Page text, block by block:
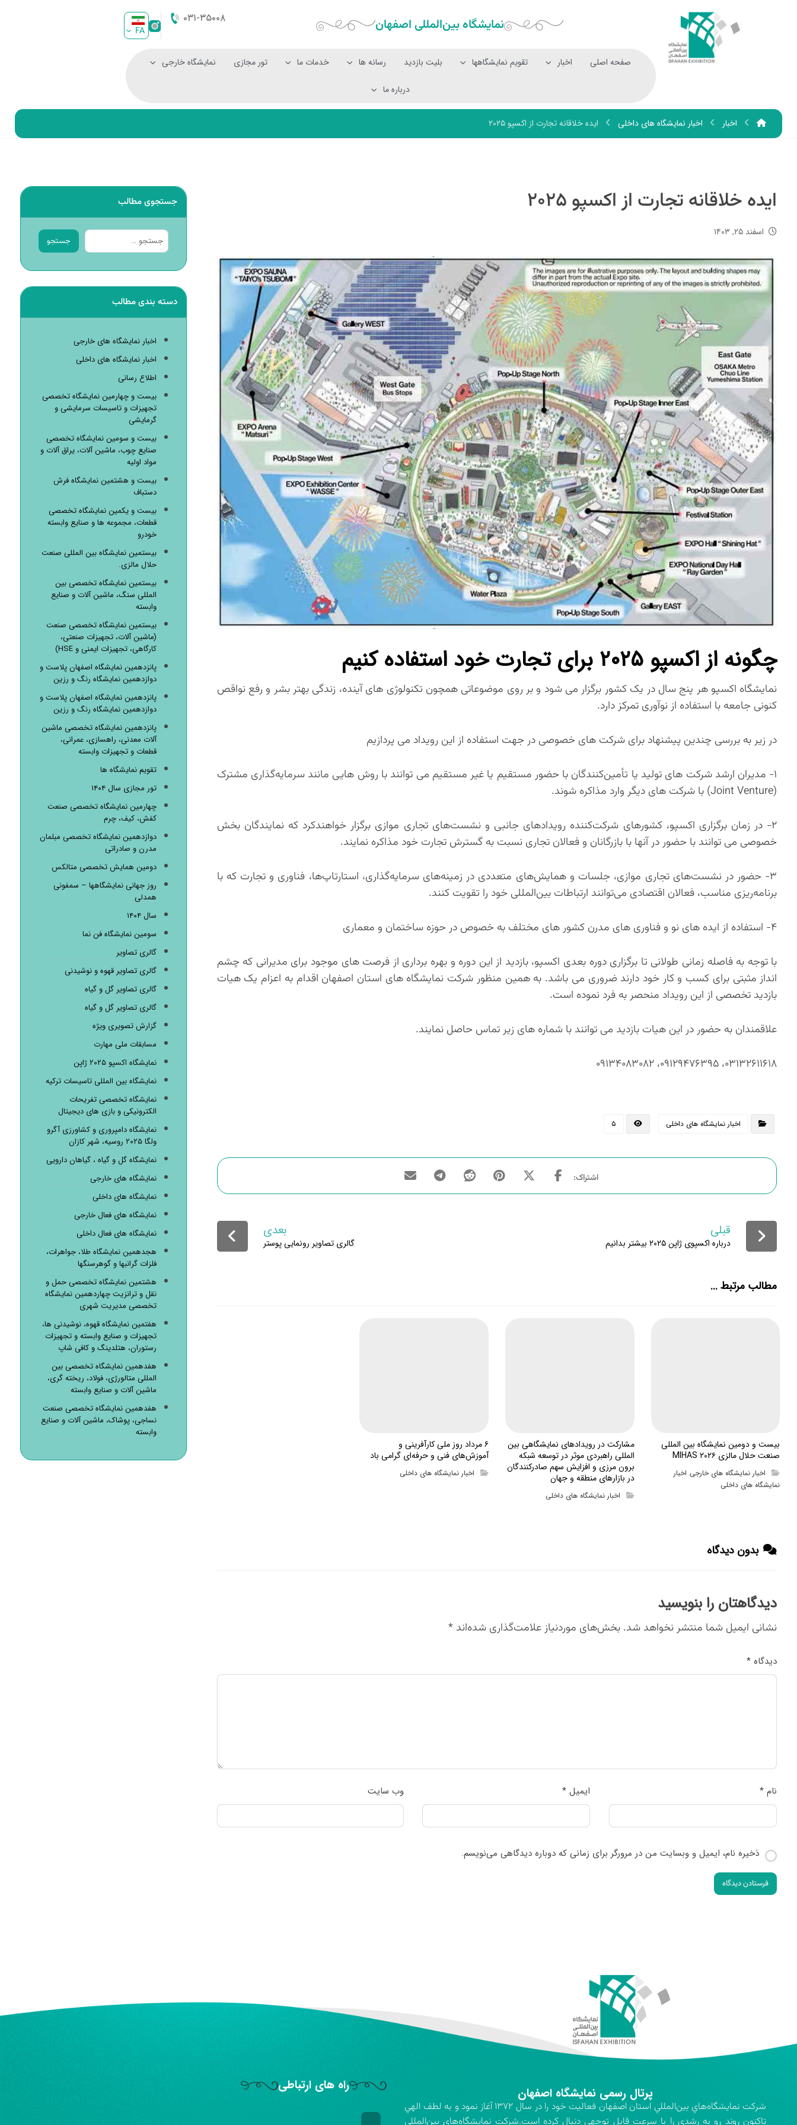
نمایشگاه بین‌المللی‌ اصفهان ۰۳۱-۳۵۰۰۸
FA
صفحه اصلی اخبار تقویم نمایشگاهها بلیت بازدید رسانه ها خدمات ما تور مجازی نمایشگاه خارجی
درباره ما
اخبار اخبار نمایشگاه های داخلی ایده خلاقانه تجارت از اکسپو ۲۰۲۵
ایده خلاقانه تجارت از اکسپو ۲۰۲۵
اسفند ۲۵, ۱۴۰۳
چگونه از اکسپو ۲۰۲۵ برای تجارت خود استفاده کنیم
نمایشگاه اکسپو هر پنج سال در یک کشور برگزار می شود و بر روی موضوعاتی همچون تکنولوژی های آینده، زندگی بهتر بشر و رفع نواقص
کنونی جامعه با استفاده از نوآوری تمرکز دارد.
در زیر به بررسی چندین پیشنهاد برای شرکت های خصوصی در جهت استفاده از این رویداد می پردازیم
۱- مدیران ارشد شرکت های تولید یا تأمین‌کنندگان با حضور مستقیم یا غیر مستقیم می توانند با روش هایی مانند سرمایه‌گذاری مشترک
(Joint Venture) با شرکت های دیگر وارد مذاکره شوند.
۲- در زمان برگزاری اکسپو، کشورهای شرکت‌کننده رویدادهای جانبی و نشست‌های تجاری موازی برگزار خواهندکرد که نمایندگان بخش
خصوصی می توانند با حضور در آنها با بازرگانان و فعالان تجاری نسبت به گسترش تجارت خود مذاکره نمایند.
۳- حضور در نشست‌های تجاری موازی، جلسات و همایش‌های متعددی در زمینه‌های سرمایه‌گذاری، استارتاپ‌ها، فناوری و تجارت که با
برنامه‌ریزی مناسب، فعالان اقتصادی می‌توانند ارتباطات بین‌المللی خود را تقویت کنند.
۴- استفاده از ایده های نو و فناوری های مدرن کشور های مختلف به خصوص در حوزه ساختمان و معماری
با توجه به فاصله زمانی طولانی تا برگزاری دوره بعدی اکسپو، بازدید از این دوره و بهره برداری از فرصت های موجود برای مدیرانی که چشم
انداز مثبتی برای کسب و کار خود دارند ضروری می باشد. به همین منظور شرکت نمایشگاه های استان اصفهان اقدام به اعزام یک هیات
بازدید تخصصی از این رویداد منحصر به فرد نموده است.
علاقمندان به حضور در این هیات بازدید می توانند با شماره های زیر تماس حاصل نمایند.
۰۳۱۳۲۶۱۱۶۱۸، ۰۹۱۲۹۴۷۶۳۹۵، ۰۹۱۳۴۰۸۳۰۸۲
اخبار نمایشگاه های داخلی ۵
قبلی
درباره اکسپوی ژاپن ۲۰۲۵ بیشتر بدانیم
بعدی
گالری تصاویر رونمایی پوستر
مطالب مرتبط ...
بیست و دومین نمایشگاه بین المللی
صنعت حلال مالزی MIHAS ۲۰۲۶
اخبار نمایشگاه های خارجی, اخبار
نمایشگاه های داخلی
مشارکت در رویدادهای نمایشگاهی بین
المللی راهبردی موثر در توسعه شبکه
برون مرزی و افزایش سهم صادرکنندگان
در بازارهای منطقه و جهان
اخبار نمایشگاه های داخلی
۶ مرداد روز ملی کارآفرینی و
آموزش‌های فنی و حرفه‌ای گرامی باد
اخبار نمایشگاه های داخلی
بدون دیدگاه
دیدگاهتان را بنویسید
نشانی ایمیل شما منتشر نخواهد شد. بخش‌های موردنیاز علامت‌گذاری شده‌اند *
دیدگاه *
نام * ایمیل * وب‌ سایت
ذخیره نام، ایمیل و وبسایت من در مرورگر برای زمانی که دوباره دیدگاهی می‌نویسم.
فرستادن دیدگاه
جستجوی مطالب
جستجو
دسته بندی مطالب
اخبار نمایشگاه های خارجی
اخبار نمایشگاه های داخلی
اطلاع رسانی
بیست و چهارمین نمایشگاه تخصصی
تجهیزات و تاسیسات سرمایشی و
گرمایشی
بیست و سومین نمایشگاه تخصصی
صنایع چوب، ماشین آلات، یراق آلات و
مواد اولیه
بیست و هشتمین نمایشگاه فرش
دستباف
بیست و یکمین نمایشگاه تخصصی
قطعات، مجموعه ها و صنایع وابسته
خودرو
بیستمین نمایشگاه بین المللی صنعت
حلال مالزی.
بیستمین نمایشگاه تخصصی بین
المللی سنگ، ماشین آلات و صنایع
وابسته
بیستمین نمایشگاه تخصصی صنعت
(ماشین آلات، تجهیزات صنعتی،
کارگاهی، تجهیزات ایمنی و HSE)
پانزدهمین نمایشگاه اصفهان پلاست و
دوازدهمین نمایشگاه رنگ و رزین
پانزدهمین نمایشگاه اصفهان پلاست و
دوازدهمین نمایشگاه رنگ و رزین
پانزدهمین نمایشگاه تخصصی ماشین
آلات معدنی، راهسازی، عمرانی،
قطعات و تجهیزات وابسته
تقویم نمایشگاه ها
تور مجازی سال ۱۴۰۴
چهارمین نمایشگاه تخصصی صنعت
کفش، کیف، چرم
دوازدهمین نمایشگاه تخصصی مبلمان
مدرن و صادراتی
دومین همایش تخصصی متالکس
روز جهانی نمایشگاهها – سمفونی
همدلی
سال ۱۴۰۴
سومین نمایشگاه فن نما
گالری تصاویر
گالری تصاویر قهوه و نوشیدنی
گالری تصاویر گل و گیاه
گالری تصاویر گل و گیاه
گزارش تصویری ویژه
مسابقات ملی مهارت
نمایشگاه اکسپو ۲۰۲۵ ژاپن
نمایشگاه بین المللی تاسیسات ترکیه
نمایشگاه تخصصی تفریحات
الکترونیکی و بازی های دیجیتال
نمایشگاه دامپروری و کشاورزی آگرو
ولگا ۲۰۲۵ روسیه، شهر کازان
نمایشگاه گل و گیاه ، گیاهان دارویی
نمایشگاه های خارجی
نمایشگاه های داخلی
نمایشگاه های فعال خارجی
نمایشگاه های فعال داخلی
هجدهمین نمایشگاه طلا، جواهرات،
فلزات گرانبها و گوهرسنگها
هشتمین نمایشگاه تخصصی حمل و
نقل و ترانزیت چهاردهمین نمایشگاه
تخصصی مدیریت شهری
هفتمین نمایشگاه قهوه، نوشیدنی ها،
تجهیزات و صنایع وابسته و تجهیزات
رستوران، هتلدینگ و کافی شاپ
هفدهمین نمایشگاه تخصصی بین
المللی متالورژی، فولاد، ریخته گری،
ماشین آلات و صنایع وابسته
هفدهمین نمایشگاه تخصصی صنعت
نساجی، پوشاک، ماشین آلات و صنایع
وابسته
پرتال رسمی نمایشگاه اصفهان
شركت نمايشگاه‌هاي بين‌المللي استان اصفهان فعاليت خود را در سال ۱۳۷۲ آغاز نمود و به لطف الهي
تاكنون روند رو به رشدي را با سرعت قابل توجهي دنبال كرده است.شركت نمايشگاه‌هاي بين‌المللي
راه های ارتباطی